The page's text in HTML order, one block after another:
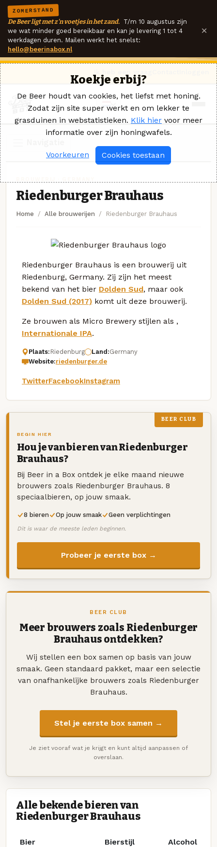
ZOMERSTAND
De Beer ligt met z'n voetjes in het zand. T/m 10 augustus zijn
we wat minder goed bereikbaar en kan je levering 1 tot 4
werkdagen duren. Mailen werkt het snelst:
hello@beerinabox.nl
×
Riedenburger Brauhaus
Home Alle brouwerijen Riedenburger Brauhaus
Riedenburger Brauhaus is een brouwerij uit
Riedenburg, Germany. Zij zijn het meest
bekend van het bier Dolden Sud, maar ook
Dolden Sud (2017) komt uit deze brouwerij.
Ze brouwen als Micro Brewery stijlen als ,
Internationale IPA.
Plaats: Riedenburg Land:Germany
Website:riedenburger.de
TwitterFacebookInstagram
BEER CLUB
BEGIN HIER
Hou je van bieren van Riedenburger
Brauhaus?
Bij Beer in a Box ontdek je elke maand nieuwe
brouwers zoals Riedenburger Brauhaus. 8
speciaalbieren, op jouw smaak.
8 bieren Op jouw smaak Geen verplichtingen
Dit is waar de meeste leden beginnen.
Probeer je eerste box →
BEER CLUB
Meer brouwers zoals Riedenburger
Brauhaus ontdekken?
Wij stellen een box samen op basis van jouw
smaak. Geen standaard pakket, maar een selectie
van onafhankelijke brouwers zoals Riedenburger
Brauhaus.
Stel je eerste box samen →
Je ziet vooraf wat je krijgt en kunt altijd aanpassen of
overslaan.
Alle bekende bieren van
Riedenburger Brauhaus
Bier Bierstijl Alcohol
Koekje erbij?
De Beer houdt van cookies, het liefst met honing.
Zodat zijn site super werkt en om lekker te
grasduinen in webstatistieken. Klik hier voor meer
informatie over zijn honingwafels.
Voorkeuren Cookies toestaan